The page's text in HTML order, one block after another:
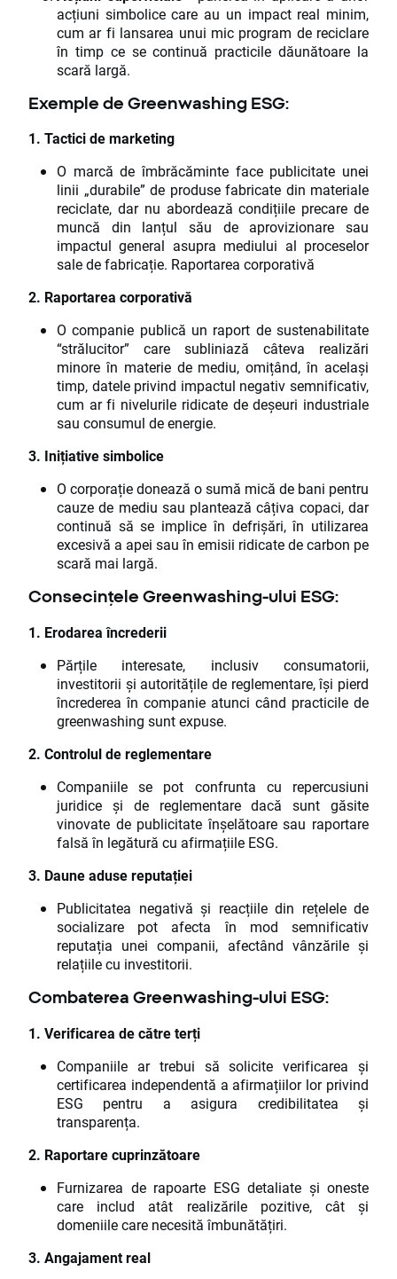
acțiuni simbolice care au un impact real minim,
cum ar fi lansarea unui mic program de reciclare
în timp ce se continuă practicile dăunătoare la
scară largă.
Exemple de Greenwashing ESG:
1. Tactici de marketing
O marcă de îmbrăcăminte face publicitate unei
linii „durabile” de produse fabricate din materiale
reciclate, dar nu abordează condițiile precare de
muncă din lanțul său de aprovizionare sau
impactul general asupra mediului al proceselor
sale de fabricație. Raportarea corporativă
2. Raportarea corporativă
O companie publică un raport de sustenabilitate
“strălucitor” care subliniază câteva realizări
minore în materie de mediu, omițând, în același
timp, datele privind impactul negativ semnificativ,
cum ar fi nivelurile ridicate de deșeuri industriale
sau consumul de energie.
3. Inițiative simbolice
O corporație donează o sumă mică de bani pentru
cauze de mediu sau plantează câțiva copaci, dar
continuă să se implice în defrișări, în utilizarea
excesivă a apei sau în emisii ridicate de carbon pe
scară mai largă.
Consecințele Greenwashing-ului ESG:
1. Erodarea încrederii
Părțile interesate, inclusiv consumatorii,
investitorii și autoritățile de reglementare, își pierd
încrederea în companie atunci când practicile de
greenwashing sunt expuse.
2. Controlul de reglementare
Companiile se pot confrunta cu repercusiuni
juridice și de reglementare dacă sunt găsite
vinovate de publicitate înșelătoare sau raportare
falsă în legătură cu afirmațiile ESG.
3. Daune aduse reputației
Publicitatea negativă și reacțiile din rețelele de
socializare pot afecta în mod semnificativ
reputația unei companii, afectând vânzările și
relațiile cu investitorii.
Combaterea Greenwashing-ului ESG:
1. Verificarea de către terți
Companiile ar trebui să solicite verificarea și
certificarea independentă a afirmațiilor lor privind
ESG pentru a asigura credibilitatea și
transparența.
2. Raportare cuprinzătoare
Furnizarea de rapoarte ESG detaliate și oneste
care includ atât realizările pozitive, cât și
domeniile care necesită îmbunătățiri.
3. Angajament real